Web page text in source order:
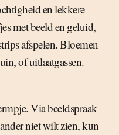
en lekkere
met beeld en geluid,
afspelen. Bloemen
of uitlaatgassen.
Via beeldspraak
niet wilt zien, kun